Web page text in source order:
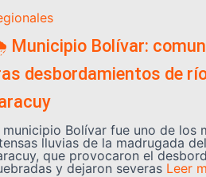
Bolívar:
desbordamientos de
municipio Bolívar fue uno de los
lluvias de la madrugada
que provocaron el
y dejaron severas Leer